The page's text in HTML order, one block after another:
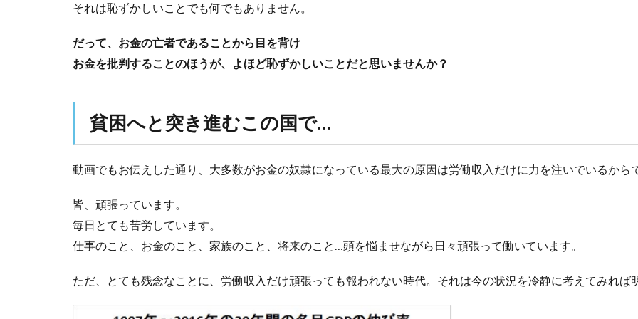
それは恥ずかしいことでも何でもありません。
だって、お金の亡者であることから目を背け
お金を批判することのほうが、よほど恥ずかしいことだと思いませんか？
貧困へと突き進むこの国で…
動画でもお伝えした通り、大多数がお金の奴隷になっている最大の原因は労働収入だけに力を注いでいるから
皆、頑張っています。
毎日とても苦労しています。
仕事のこと、お金のこと、家族のこと、将来のこと…頭を悩ませながら日々頑張って働いています。
ただ、とても残念なことに、労働収入だけ頑張っても報われない時代。それは今の状況を冷静に考えてみれば